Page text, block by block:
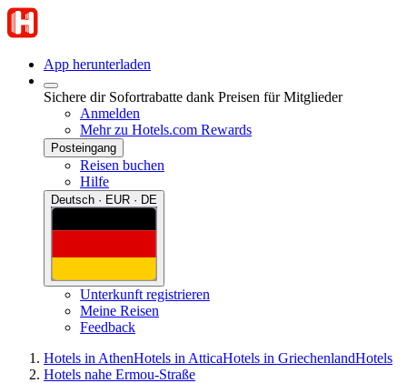
App herunterladen
Sichere dir Sofortrabatte dank Preisen für Mitglieder
Anmelden
Mehr zu Hotels.com Rewards
Posteingang
Reisen buchen
Hilfe
Deutsch · EUR · DE
Unterkunft registrieren
Meine Reisen
Feedback
Hotels in AthenHotels in AtticaHotels in GriechenlandHotels
Hotels nahe Ermou-Straße